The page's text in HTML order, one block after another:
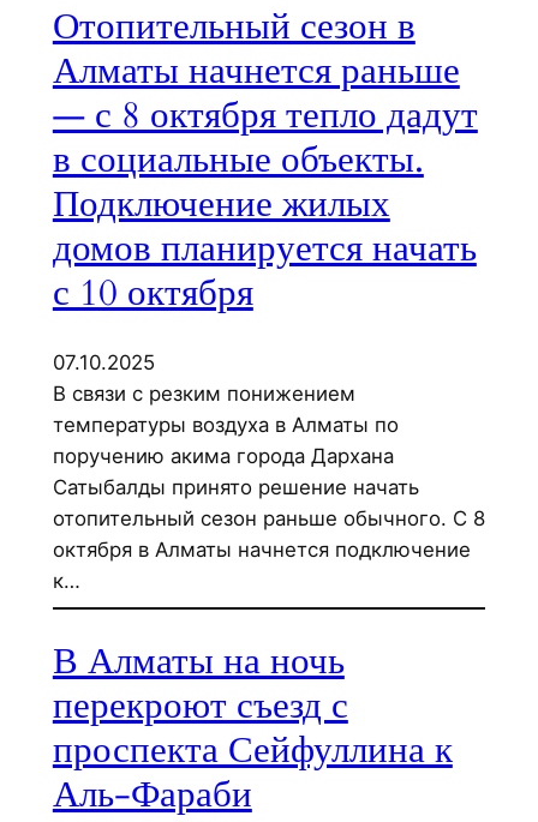
Отопительный сезон в
Алматы начнется раньше
— с 8 октября тепло дадут
в социальные объекты.
Подключение жилых
домов планируется начать
с 10 октября
07.10.2025
В связи с резким понижением
температуры воздуха в Алматы по
поручению акима города Дархана
Сатыбалды принято решение начать
отопительный сезон раньше обычного. С 8
октября в Алматы начнется подключение
к…
В Алматы на ночь
перекроют съезд с
проспекта Сейфуллина к
Аль‑Фараби